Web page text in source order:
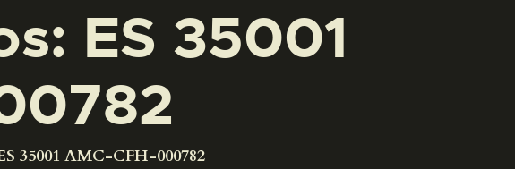
ES 35001
35001 AMC-CFH-000782